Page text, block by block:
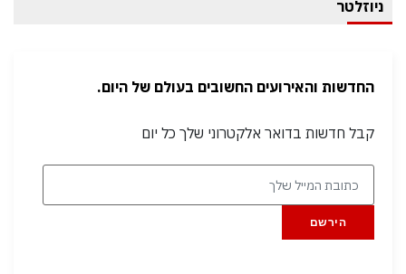
ניוזלטר
החדשות והאירועים החשובים בעולם של היום.
קבל חדשות בדואר אלקטרוני שלך כל יום
הירשם